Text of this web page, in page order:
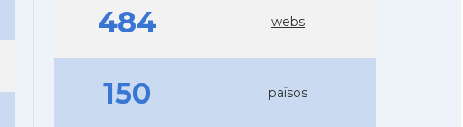
484 webs
150 països